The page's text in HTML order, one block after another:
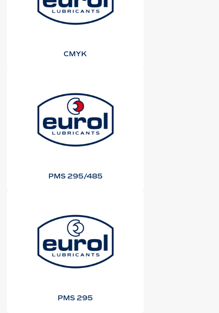
CMYK
PMS 295/485
PMS 295